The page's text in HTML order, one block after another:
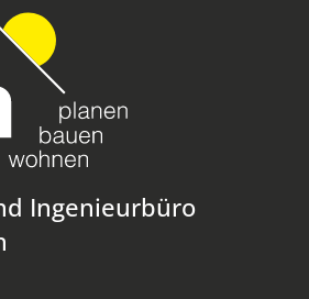
Ingenieurbüro